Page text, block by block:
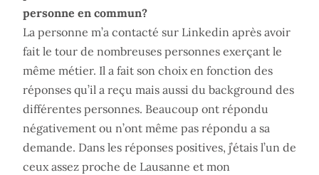
personne en commun?
La personne m’a contacté sur Linkedin après avoir
fait le tour de nombreuses personnes exerçant le
même métier. Il a fait son choix en fonction des
réponses qu’il a reçu mais aussi du background des
différentes personnes. Beaucoup ont répondu
négativement ou n’ont même pas répondu a sa
demande. Dans les réponses positives, j’étais l’un de
ceux assez proche de Lausanne et mon